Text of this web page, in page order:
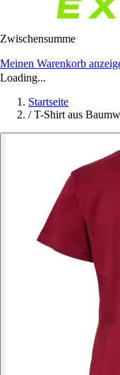
Zwischensumme
Meinen Warenkorb
Loading...
Startseite
/ T-Shirt aus